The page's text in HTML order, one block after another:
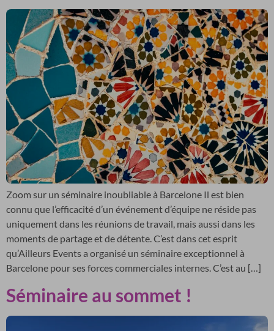
Zoom sur un séminaire inoubliable à Barcelone Il est bien
connu que l’efficacité d’un événement d’équipe ne réside pas
uniquement dans les réunions de travail, mais aussi dans les
moments de partage et de détente. C’est dans cet esprit
qu’Ailleurs Events a organisé un séminaire exceptionnel à
Barcelone pour ses forces commerciales internes. C’est au […]
Séminaire au sommet !